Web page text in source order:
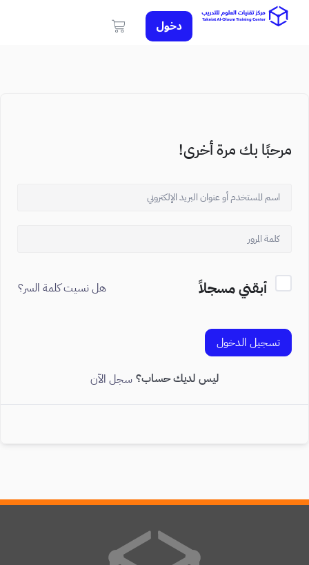
دخول
مرحبًا بك مرة أخرى!
أبقني مسجلاً هل نسيت كلمة السر؟
تسجيل الدخول
ليس لديك حساب؟ سجل الآن